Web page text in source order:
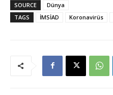
SOURCE
Dünya
TAGS
İMSİAD Koronavirüs